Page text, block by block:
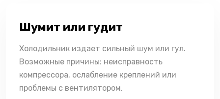
Шумит или гудит
Холодильник издает сильный шум или гул.
Возможные причины: неисправность
компрессора, ослабление креплений или
проблемы с вентилятором.